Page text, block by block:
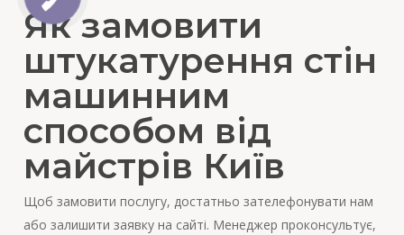
Як замовити
штукатурення стін
машинним
способом від
майстрів Київ
Щоб замовити послугу, достатньо зателефонувати нам
або залишити заявку на сайті. Менеджер проконсультує,